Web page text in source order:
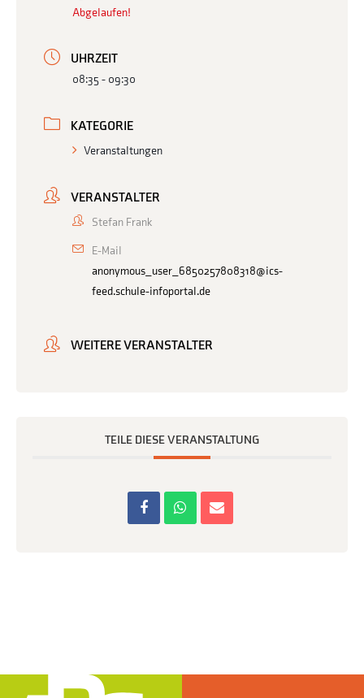
Abgelaufen!
UHRZEIT
08:35 - 09:30
KATEGORIE
Veranstaltungen
VERANSTALTER
Stefan Frank
E-Mail
anonymous_user_6850257808318@ics-
feed.schule-infoportal.de
WEITERE VERANSTALTER
TEILE DIESE VERANSTALTUNG